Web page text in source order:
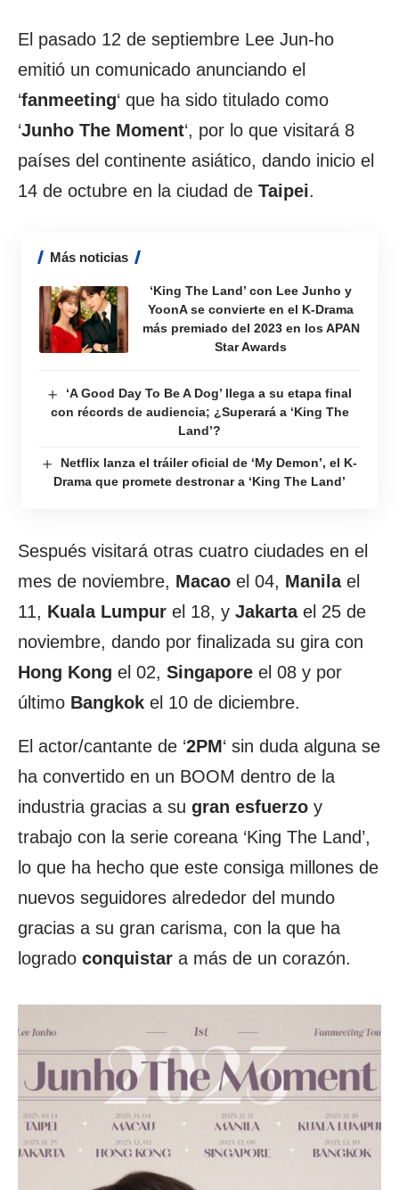
El pasado 12 de septiembre Lee Jun-ho
emitió un comunicado anunciando el
‘fanmeeting‘ que ha sido titulado como
‘Junho The Moment‘, por lo que visitará 8
países del continente asiático, dando inicio el
14 de octubre en la ciudad de Taipei.
Más noticias
‘King The Land’ con Lee Junho y
YoonA se convierte en el K-Drama
más premiado del 2023 en los APAN
Star Awards
‘A Good Day To Be A Dog’ llega a su etapa final
con récords de audiencia; ¿Superará a ‘King The
Land’?
Netflix lanza el tráiler oficial de ‘My Demon’, el K-
Drama que promete destronar a ‘King The Land’
Sespués visitará otras cuatro ciudades en el
mes de noviembre, Macao el 04, Manilael
11, Kuala Lumpur el 18, y Jakartael 25 de
noviembre, dando por finalizada su gira con
Hong Kong el 02, Singapore el 08 y por
último Bangkok el 10 de diciembre.
El actor/cantante de ‘2PM‘ sin duda alguna se
ha convertido en un BOOM dentro de la
industria gracias a su gran esfuerzo y
trabajo con la serie coreana ‘King The Land’,
lo que ha hecho que este consiga millones de
nuevos seguidores alrededor del mundo
gracias a su gran carisma, con la que ha
logrado conquistar a más de un corazón.